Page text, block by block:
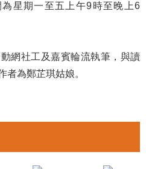
星期一至五上午9時至晚上6
網社工及嘉賓輪流執筆，與讀
者為鄭芷琪姑娘。